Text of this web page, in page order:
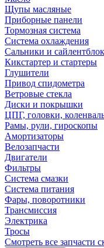
Щупы масляные
Приборные панели
Тормозная система
Система охлаждения
Сальники и
Кикстартер и стартеры
Глушители
Привод спидометра
Ветровые стекла
Диски и покрышки
ЦПГ, головки,
Рамы, рули, гироскопы
Амортизаторы
Велозапчасти
Двигатели
Фильтры
Система смазки
Система питания
Фары, поворотники
Трансмиссия
Электрика
Тросы
Смотреть все запчасти